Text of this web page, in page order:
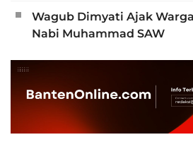
Wagub Dimyati Ajak
Nabi Muhammad SAW